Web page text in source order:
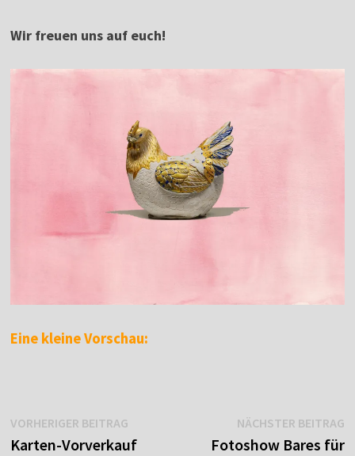
Wir freuen uns auf euch!
Eine kleine Vorschau:
Beitragsnavigation
VORHERIGER BEITRAGVorheriger
Beitrag:
Karten-Vorverkauf
NÄCHSTER BEITRAG
Fotoshow Bares für